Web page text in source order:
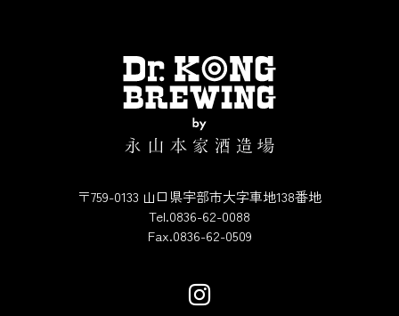
〒759-0133 山口県宇部市大字車地138番地
Tel.0836-62-0088
Fax.0836-62-0509